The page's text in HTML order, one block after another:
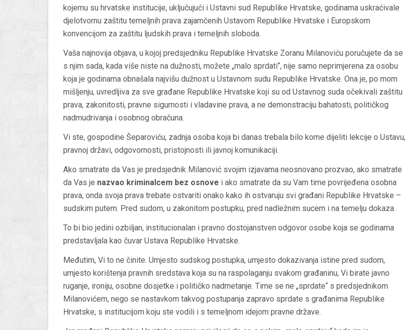
kojemu su hrvatske institucije, uključujući i Ustavni sud Republike Hrvatske, godinama uskraćivale
djelotvornu zaštitu temeljnih prava zajamčenih Ustavom Republike Hrvatske i Europskom
konvencijom za zaštitu ljudskih prava i temeljnih sloboda.
Vaša najnovija objava, u kojoj predsjedniku Republike Hrvatske Zoranu Milanoviću poručujete da se
s njim sada, kada više niste na dužnosti, možete „malo sprdati“, nije samo neprimjerena za osobu
koja je godinama obnašala najvišu dužnost u Ustavnom sudu Republike Hrvatske. Ona je, po mom
mišljenju, uvredljiva za sve građane Republike Hrvatske koji su od Ustavnog suda očekivali zaštitu
prava, zakonitosti, pravne sigurnosti i vladavine prava, a ne demonstraciju bahatosti, političkog
nadmudrivanja i osobnog obračuna.
Vi ste, gospodine Šeparoviću, zadnja osoba koja bi danas trebala bilo kome dijeliti lekcije o Ustavu,
pravnoj državi, odgovornosti, pristojnosti ili javnoj komunikaciji.
Ako smatrate da Vas je predsjednik Milanović svojim izjavama neosnovano prozvao, ako smatrate
da Vas je nazvao kriminalcem bez osnove i ako smatrate da su Vam time povrijeđena osobna
prava, onda svoja prava trebate ostvariti onako kako ih ostvaruju svi građani Republike Hrvatske –
sudskim putem. Pred sudom, u zakonitom postupku, pred nadležnim sucem i na temelju dokaza.
To bi bio jedini ozbiljan, institucionalan i pravno dostojanstven odgovor osobe koja se godinama
predstavljala kao čuvar Ustava Republike Hrvatske.
Međutim, Vi to ne činite. Umjesto sudskog postupka, umjesto dokazivanja istine pred sudom,
umjesto korištenja pravnih sredstava koja su na raspolaganju svakom građaninu, Vi birate javno
ruganje, ironiju, osobne dosjetke i političko nadmetanje. Time se ne „sprdate“ s predsjednikom
Milanovićem, nego se nastavkom takvog postupanja zapravo sprdate s građanima Republike
Hrvatske, s institucijom koju ste vodili i s temeljnom idejom pravne države.